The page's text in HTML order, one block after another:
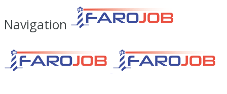
Navigation